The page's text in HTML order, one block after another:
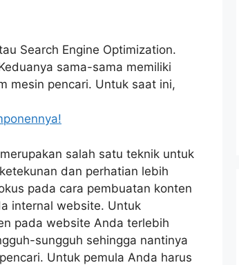
Search Engine Optimization.
sama-sama memiliki
mesin pencari. Untuk saat ini,
salah satu teknik untuk
dan perhatian lebih
pada cara pembuatan konten
internal website. Untuk
pada website Anda terlebih
sungguh sehingga nantinya
Untuk pemula Anda harus